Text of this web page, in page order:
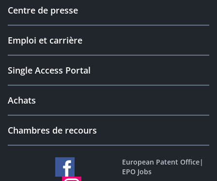
Centre de presse
Emploi et carrière
Single Access Portal
Achats
Chambres de recours
European Patent Office|
EPO Jobs